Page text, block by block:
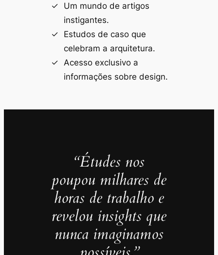
Um mundo de artigos
instigantes.
Estudos de caso que
celebram a arquitetura.
Acesso exclusivo a
informações sobre design.
“Études nos
poupou milhares de
horas de trabalho e
revelou insights que
nunca imaginamos